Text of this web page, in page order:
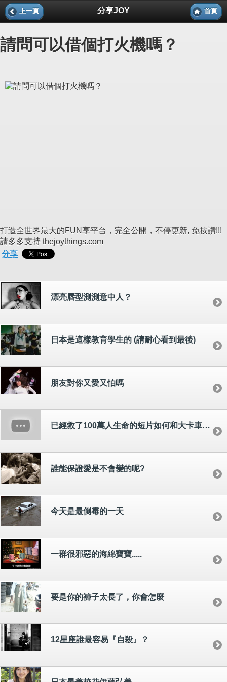
上一頁 分享JOY 首頁
請問可以借個打火機嗎？
打造全世界最大的FUN享平台，完全公開，不停更新, 免按讚!!!
請多多支持 thejoythings.com
分享
漂亮唇型測測意中人？
日本是這樣教育學生的 (請耐心看到最後)
朋友對你又愛又怕嗎
已經救了100萬人生命的短片如何和大卡車保持 距離
誰能保證愛是不會變的呢?
今天是最倒霉的一天
一群很邪惡的海綿寶寶.....
要是你的褲子太長了，你會怎麼
12星座誰最容易『自殺』？